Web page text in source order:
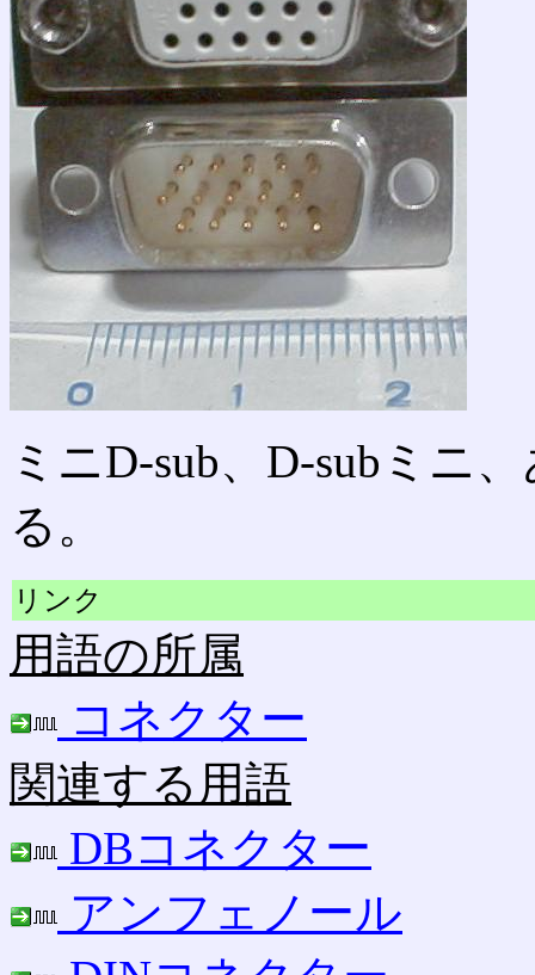
ミニD-sub、D-subミニ
る。
リンク
用語の所属
コネクター
関連する用語
DBコネクター
アンフェノール